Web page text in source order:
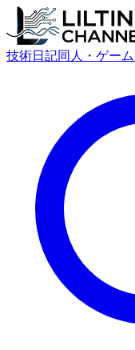
技術日記同人・ゲーム